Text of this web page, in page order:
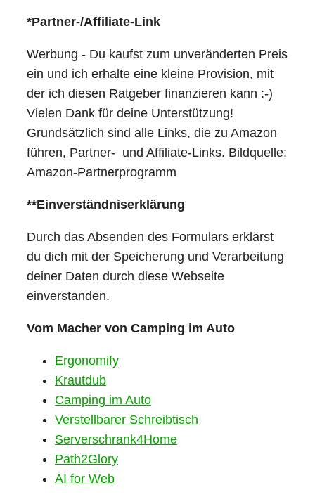
*Partner-/Affiliate-Link
Werbung - Du kaufst zum unveränderten Preis
ein und ich erhalte eine kleine Provision, mit
der ich diesen Ratgeber finanzieren kann :-)
Vielen Dank für deine Unterstützung!
Grundsätzlich sind alle Links, die zu Amazon
führen, Partner- und Affiliate-Links. Bildquelle:
Amazon-Partnerprogramm
**Einverständniserklärung
Durch das Absenden des Formulars erklärst
du dich mit der Speicherung und Verarbeitung
deiner Daten durch diese Webseite
einverstanden.
Vom Macher von Camping im Auto
Ergonomify
Krautdub
Camping im Auto
Verstellbarer Schreibtisch
Serverschrank4Home
Path2Glory
AI for Web